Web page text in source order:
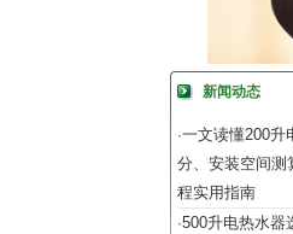
新闻动态
·一文读懂200升
分、安装空间测
程实用指南
·500升电热水器